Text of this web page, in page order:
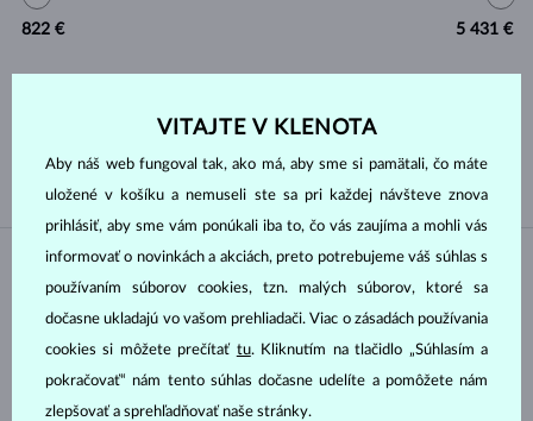
822 € 5 431 €
VITAJTE V KLENOTA
Aby náš web fungoval tak, ako má, aby sme si pamätali, čo máte
uložené v košíku a nemuseli ste sa pri každej návšteve znova
prihlásiť, aby sme vám ponúkali iba to, čo vás zaujíma a mohli vás
informovať o novinkách a akciách, preto potrebujeme váš súhlas s
používaním súborov cookies, tzn. malých súborov, ktoré sa
dočasne ukladajú vo vašom prehliadači. Viac o zásadách používania
cookies si môžete prečítať tu. Kliknutím na tlačidlo „Súhlasím a
pokračovať“ nám tento súhlas dočasne udelíte a pomôžete nám
zlepšovať a sprehľadňovať naše stránky.